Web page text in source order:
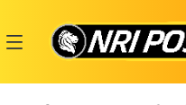
content